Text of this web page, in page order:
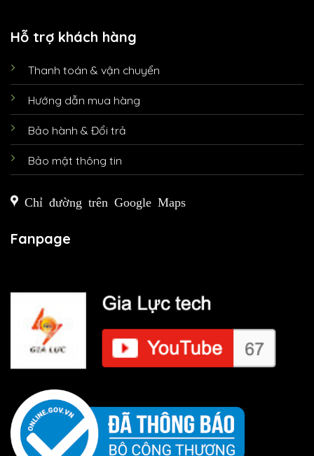
Hỗ trợ khách hàng
Thanh toán & vận chuyển
Hướng dẫn mua hàng
Bảo hành & Đổi trả
Bảo mật thông tin
Chỉ đường trên Google Maps
Fanpage